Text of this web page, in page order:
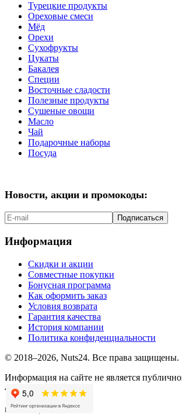
Турецкие продукты
Ореховые смеси
Мёд
Орехи
Сухофрукты
Цукаты
Бакалея
Специи
Восточные сладости
Полезные продукты
Сушеные овощи
Масло
Чай
Подарочные наборы
Посуда
Новости, акции и промокоды:
Подписаться
Информация
Скидки и акции
Совместные покупки
Бонусная программа
Как оформить заказ
Условия возврата
Гарантия качества
История компании
Политика конфиденциальности
© 2018–2026, Nuts24. Все права защищены.
Информация на сайте не является
437.2 ГК РФ).
мы в соцсетях